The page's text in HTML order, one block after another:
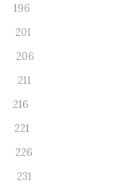
196
201
206
211
216
221
226
231